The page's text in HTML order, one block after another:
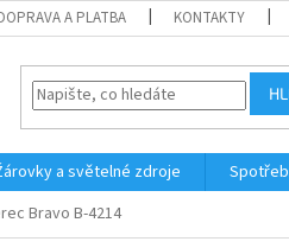
A PLATBA KONTAKTY
a světelné zdroje
Bravo B-4214